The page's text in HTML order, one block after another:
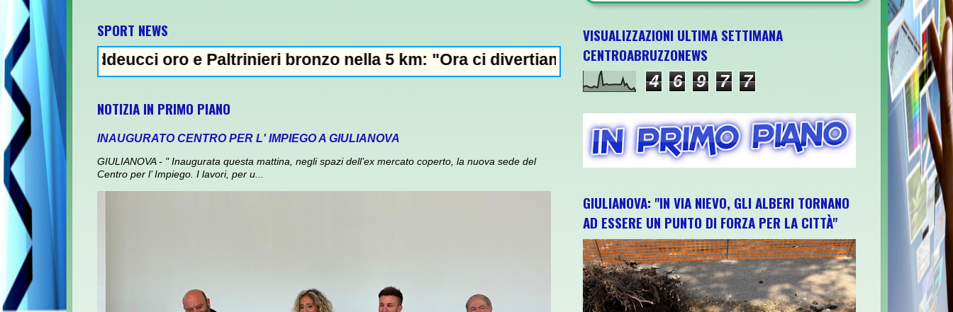
SPORT NEWS
oro e Paltrinieri bronzo nella 5 km: "Ora ci divertiamo in staffetta"- L'Italia U21 il 5 ottobre a Pescara l'ultima gara di
NOTIZIA IN PRIMO PIANO
INAUGURATO CENTRO PER L' IMPIEGO A GIULIANOVA
GIULIANOVA - " Inaugurata questa mattina, negli spazi dell’ex mercato coperto, la nuova sede del
Centro per l’ Impiego. I lavori, per u...
VISUALIZZAZIONI ULTIMA SETTIMANA
CENTROABRUZZONEWS
4 6 9 7 7
GIULIANOVA: "IN VIA NIEVO, GLI ALBERI TORNANO
AD ESSERE UN PUNTO DI FORZA PER LA CITTÀ"